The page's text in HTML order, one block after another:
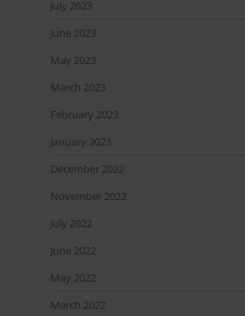
July 2023
June 2023
May 2023
March 2023
February 2023
January 2023
December 2022
November 2022
July 2022
June 2022
May 2022
March 2022